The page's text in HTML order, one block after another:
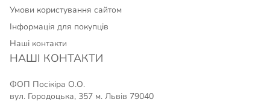
Умови користування сайтом
Інформація для покупців
Наші контакти
НАШІ КОНТАКТИ
ФОП Посікіра О.О.
вул. Городоцька, 357 м. Львів 79040